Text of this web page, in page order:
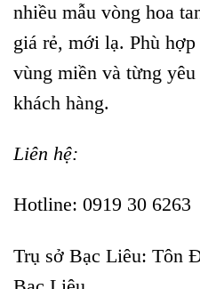
nhiều mẫu vòng hoa
giá rẻ, mới lạ. Phù
vùng miền và từng
khách hàng.
Liên hệ:
Hotline: 0919 30 6263
Trụ sở Bạc Liêu: Tôn